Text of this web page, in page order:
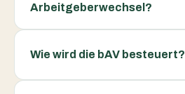
Arbeitgeberwechsel?
Wie wird die bAV besteuert?